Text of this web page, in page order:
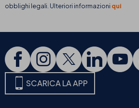
obblighi legali. Ulteriori informazioni qui
SCARICA LA APP